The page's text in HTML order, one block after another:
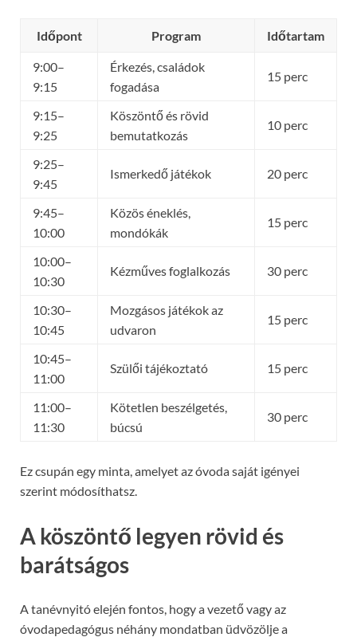
Időpont Program Időtartam
9:00–
9:15
Érkezés, családok
fogadása
15 perc
9:15–
9:25
Köszöntő és rövid
bemutatkozás
10 perc
9:25–
9:45
Ismerkedő játékok 20 perc
9:45–
10:00
Közös éneklés,
mondókák
15 perc
10:00–
10:30
Kézműves foglalkozás 30 perc
10:30–
10:45
Mozgásos játékok az
udvaron
15 perc
10:45–
11:00
Szülői tájékoztató 15 perc
11:00–
11:30
Kötetlen beszélgetés,
búcsú
30 perc
Ez csupán egy minta, amelyet az óvoda saját igényei
szerint módosíthatsz.
A köszöntő legyen rövid és
barátságos
A tanévnyitó elején fontos, hogy a vezető vagy az
óvodapedagógus néhány mondatban üdvözölje a